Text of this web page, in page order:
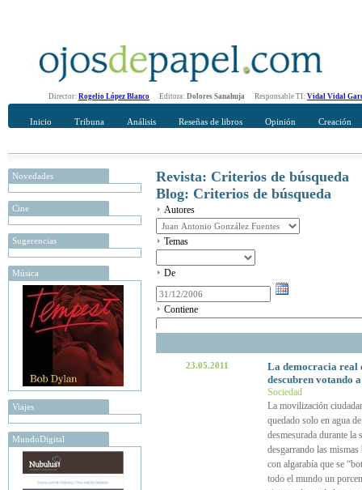
Director: Rogelio López Blanco Editora: Dolores Sanahuja Responsable TI: Vidal Vidal
Inicio Tribuna Análisis Reseñas de libros Opinión Creación
Novedades
Cine
Sugerencias
Música
Viajes
MundoDigital
Revista: Criterios de búsqueda
Blog: Criterios de búsqueda
Autores
Temas
De
Contiene
23.05.2011
La democracia real
descubren votando
Sociedad
La movilización
quedado solo en agua
desmesurada durante la
desgarrando las
con algarabía que se
todo el mundo un